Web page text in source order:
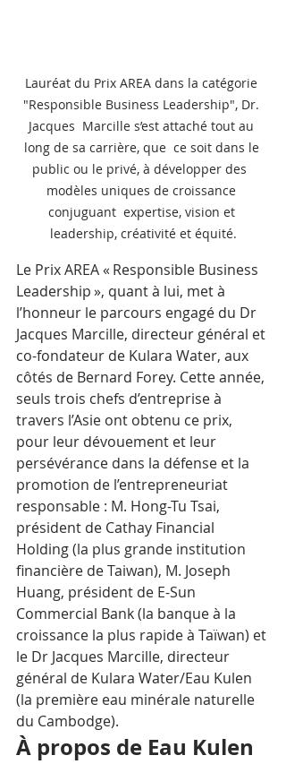
"Responsible Business Leadership", Dr.
Jacques  Marcille s’est attaché tout au
long de sa carrière, que  ce soit dans le
public ou le privé, à développer des
modèles uniques de croissance
conjuguant  expertise, vision et
leadership, créativité et équité.
Le Prix AREA « Responsible Business
Leadership », quant à lui, met à
l’honneur le parcours engagé du Dr
Jacques Marcille, directeur général et
co-fondateur de Kulara Water, aux
côtés de Bernard Forey. Cette année,
seuls trois chefs d’entreprise à
travers l’Asie ont obtenu ce prix,
pour leur dévouement et leur
persévérance dans la défense et la
promotion de l’entrepreneuriat
responsable : M. Hong-Tu Tsai,
président de Cathay Financial
Holding (la plus grande institution
financière de Taiwan), M. Joseph
Huang, président de E-Sun
Commercial Bank (la banque à la
croissance la plus rapide à Taïwan) et
le Dr Jacques Marcille, directeur
général de Kulara Water/Eau Kulen
(la première eau minérale naturelle
du Cambodge).
À propos de Eau Kulen